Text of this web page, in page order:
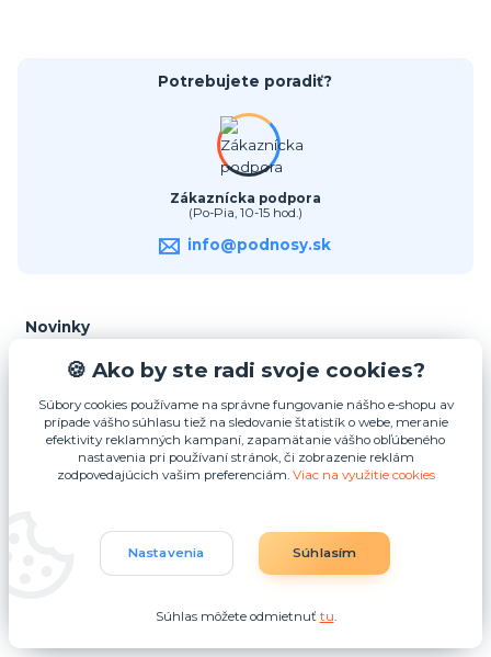
Potrebujete poradiť?
Zákaznícka podpora
(Po-Pia, 10-15 hod.)
info@podnosy.sk
Novinky
🥳 Súťaž o podnosy v hodnote 500 € je tu!
Súťaž o podnosy v hodnote 500 € | Podnosy.sk 🎉 Súťaž o podnosy v
hodnote 500 € prebieha výhradne na Podnosy.sk. Až 10 cie...čítať celé
Zobraziť všetky novinky
🍪 Ako by ste radi svoje cookies?
Súbory cookies používame na správne fungovanie nášho e-shopu av
prípade vášho súhlasu tiež na sledovanie štatistík o webe, meranie
efektivity reklamných kampaní, zapamätanie vášho obľúbeného
nastavenia pri používaní stránok, či zobrazenie reklám
zodpovedajúcich vašim preferenciám. Viac na využitie cookies
Nastavenia Súhlasím
Súhlas môžete odmietnuť tu.